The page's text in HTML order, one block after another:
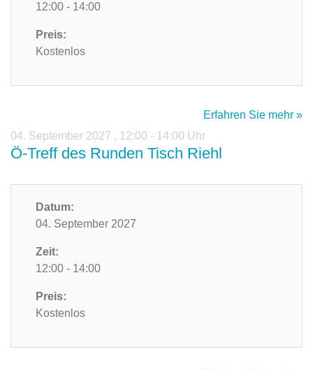
12:00 - 14:00
Preis:
Kostenlos
Erfahren Sie mehr »
04. September 2027 , 12:00 - 14:00 Uhr
Ö-Treff des Runden Tisch Riehl
Datum:
04. September 2027
Zeit:
12:00 - 14:00
Preis:
Kostenlos